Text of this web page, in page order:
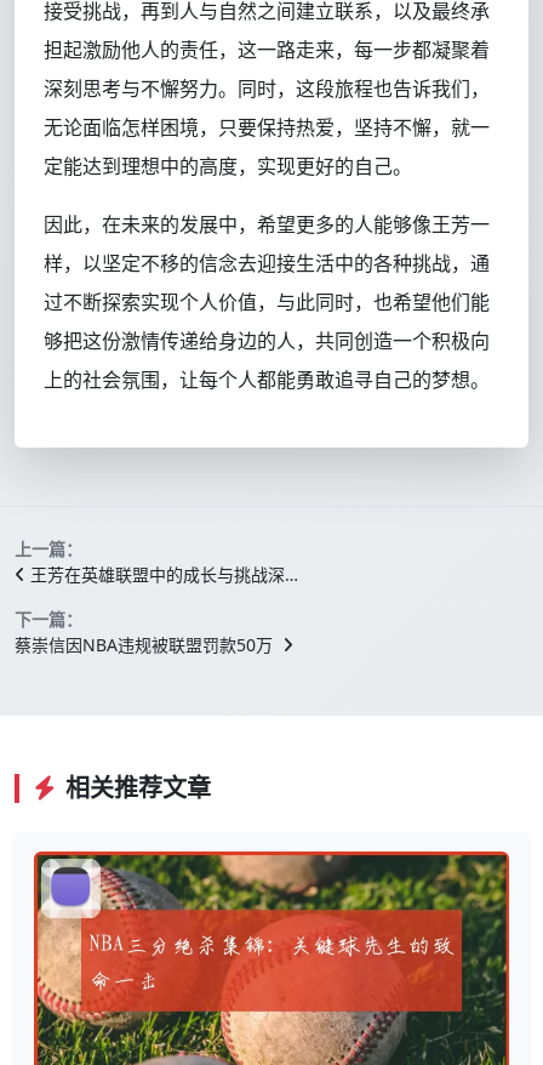
接受挑战，再到人与自然之间建立联系，以及最终承
担起激励他人的责任，这一路走来，每一步都凝聚着
深刻思考与不懈努力。同时，这段旅程也告诉我们，
无论面临怎样困境，只要保持热爱，坚持不懈，就一
定能达到理想中的高度，实现更好的自己。
因此，在未来的发展中，希望更多的人能够像王芳一
样，以坚定不移的信念去迎接生活中的各种挑战，通
过不断探索实现个人价值，与此同时，也希望他们能
够把这份激情传递给身边的人，共同创造一个积极向
上的社会氛围，让每个人都能勇敢追寻自己的梦想。
上一篇：
王芳在英雄联盟中的成长与挑战深…
下一篇：
蔡崇信因NBA违规被联盟罚款50万
相关推荐文章